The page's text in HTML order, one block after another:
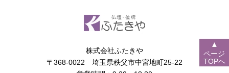
株式会社ふたきや
〒368-0022 埼玉県秩父市中宮地町25-22
▲
ページ
TOPへ